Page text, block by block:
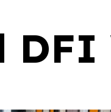
DFI